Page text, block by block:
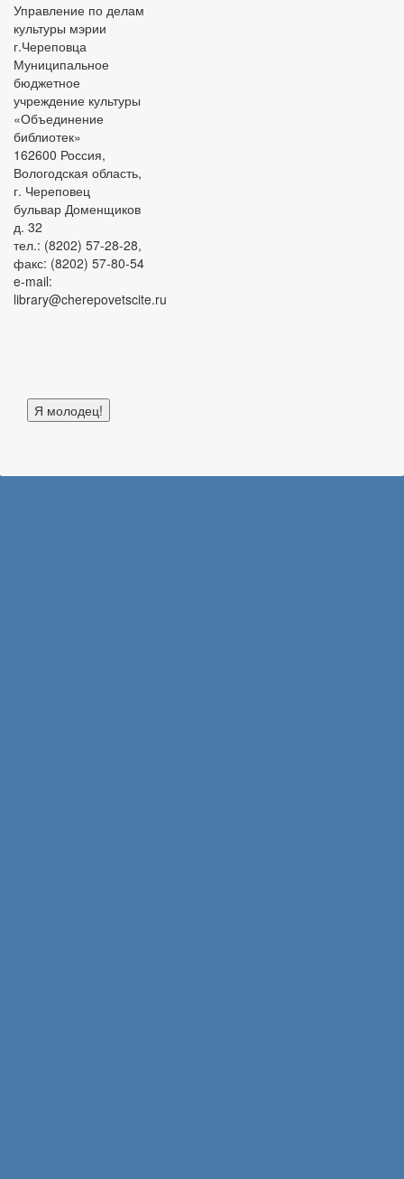
Управление по делам
культуры мэрии
г.Череповца
Муниципальное
бюджетное
учреждение культуры
«Объединение
библиотек»
162600 Россия,
Вологодская область,
г. Череповец
бульвар Доменщиков
д. 32
тел.: (8202) 57-28-28,
факс: (8202) 57-80-54
e-mail:
library@cherepovetscite.ru